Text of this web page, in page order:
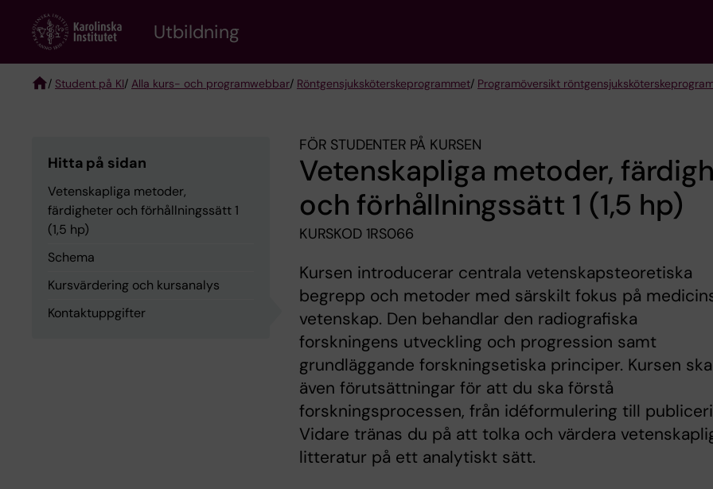
content
Utbildning
/ Student på KI/ Alla kurs- och programwebbar/ Röntgen­sjuk­sköterske­programmet/ Programöversikt
Hitta på sidan
Vetenskapliga metoder,
färdigheter och förhållningssätt 1
(1,5 hp)
Schema
Kursvärdering och kursanalys
Kontaktuppgifter
FÖR STUDENTER PÅ KURSEN
Vetenskapliga metoder,
och förhållningssätt 1 (1,5 hp)
KURSKOD 1RS066
Kursen introducerar centrala vetenskapsteoretiska
begrepp och metoder med särskilt fokus på
vetenskap. Den behandlar den radiografiska
forskningens utveckling och progression samt
grundläggande forskningsetiska principer. Kursen
även förutsättningar för att du ska förstå
forskningsprocessen, från idéformulering till
Vidare tränas du på att tolka och värdera
litteratur på ett analytiskt sätt.